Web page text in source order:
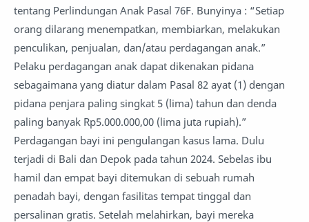
tentang Perlindungan Anak Pasal 76F. Bunyinya : “Setiap
orang dilarang menempatkan, membiarkan, melakukan
penculikan, penjualan, dan/atau perdagangan anak.”
Pelaku perdagangan anak dapat dikenakan pidana
sebagaimana yang diatur dalam Pasal 82 ayat (1) dengan
pidana penjara paling singkat 5 (lima) tahun dan denda
paling banyak Rp5.000.000,00 (lima juta rupiah).”
Perdagangan bayi ini pengulangan kasus lama. Dulu
terjadi di Bali dan Depok pada tahun 2024. Sebelas ibu
hamil dan empat bayi ditemukan di sebuah rumah
penadah bayi, dengan fasilitas tempat tinggal dan
persalinan gratis. Setelah melahirkan, bayi mereka